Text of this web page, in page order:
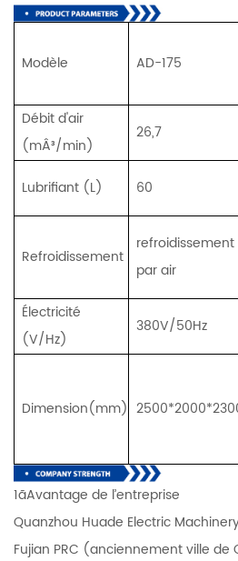
Modèle AD-175
Débit d'air
(mÂ³/min)
26,7
Lubrifiant (L) 60
Refroidissement
refroidissement
par air
Électricité
(V/Hz)
380V/50Hz
Dimension(mm)
1ãAvantage de l’entreprise
Quanzhou Huade Electric
Fujian PRC (anciennement ville de